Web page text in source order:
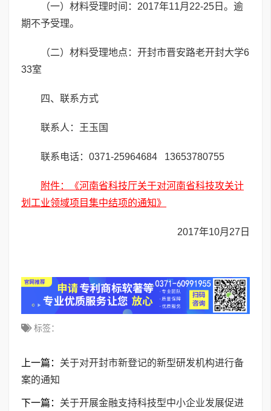
（一）材料受理时间：2017年11月22-25日。逾
期不予受理。
（二）材料受理地点：开封市晋安路老开封大学6
33室
四、联系方式
联系人：王玉国
联系电话：0371-25964684 13653780755
附件：《河南省科技厅关于对河南省科技攻关计
划工业领域项目集中结项的通知》
2017年10月27日
标签：
上一篇： 关于对开封市新登记的新型研发机构进行备
案的通知
下一篇： 关于开展金融支持科技型中小企业发展促进